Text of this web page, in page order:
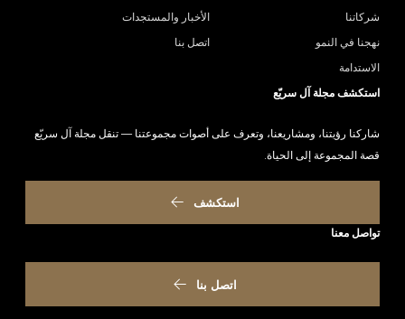
شركاتنا
الأخبار والمستجدات
نهجنا في النمو
اتصل بنا
الاستدامة
استكشف مجلة آل سريّع
شاركنا رؤيتنا، ومشاريعنا، وتعرف على أصوات مجموعتنا — تنقل مجلة آل سريّع
قصة المجموعة إلى الحياة.
استكشف
تواصل معنا
اتصل بنا